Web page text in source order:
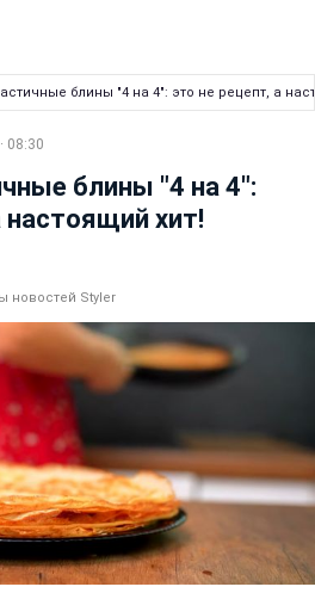
блины "4 на 4": это не рецепт, а
08:30
блины "4 на 4":
настоящий хит!
новостей Styler